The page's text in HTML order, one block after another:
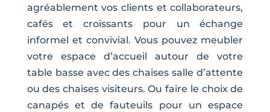
agréablement vos clients et collaborateurs,
cafés et croissants pour un échange
informel et convivial. Vous pouvez meubler
votre espace d’accueil autour de votre
table basse avec des chaises salle d’attente
ou des chaises visiteurs. Ou faire le choix de
canapés et de fauteuils pour un espace